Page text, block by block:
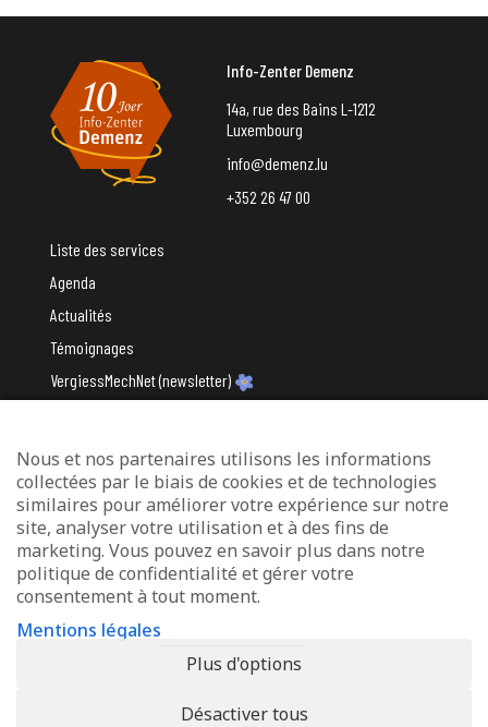
Info-Zenter Demenz
14a, rue des Bains L-1212
Luxembourg
info@demenz.lu
+352 26 47 00
Liste des services
Agenda
Actualités
Témoignages
VergiessMechNet (newsletter)
Avec le soutien du
Mentions légales
Protection des données
Déclaration d’accessibilité
Nous et nos partenaires utilisons les informations
collectées par le biais de cookies et de technologies
similaires pour améliorer votre expérience sur notre
site, analyser votre utilisation et à des fins de
marketing. Vous pouvez en savoir plus dans notre
politique de confidentialité et gérer votre
consentement à tout moment.
Mentions légales
Plus d'options
Désactiver tous